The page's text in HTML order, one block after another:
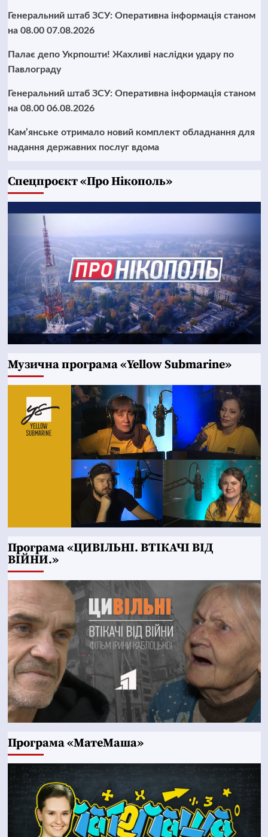
Генеральний штаб ЗСУ: Оперативна інформація станом
на 08.00 07.08.2026
Палає депо Укрпошти! Жахливі наслідки удару по
Павлограду
Генеральний штаб ЗСУ: Оперативна інформація станом
на 08.00 06.08.2026
Кам’янське отримало новий комплект обладнання для
надання державних послуг вдома
Cпецпроєкт «Про Нікополь»
Музична програма «Yellow Submarine»
Програма «ЦИВІЛЬНІ. ВТІКАЧІ ВІД
ВІЙНИ.»
Програма «МатеМаша»